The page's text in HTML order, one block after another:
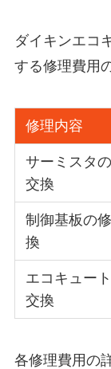
ダイキンエコ
する修理費用
修理内容
サーミスタ
交換
制御基板の
換
エコキュー
交換
各修理費用の